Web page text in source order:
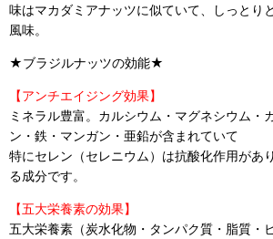
味はマカダミアナッツに似ていて、しっとり
風味。
★ブラジルナッツの効能★
【アンチエイジング効果】
ミネラル豊富。カルシウム・マグネシウム・
ン・鉄・マンガン・亜鉛が含まれていて
特にセレン（セレニウム）は抗酸化作用があ
る成分です。
【五大栄養素の効果】
五大栄養素（炭水化物・タンパク質・脂質・